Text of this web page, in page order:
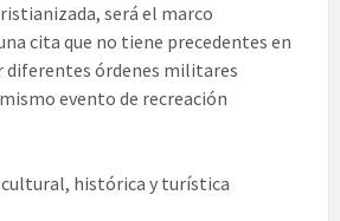
será el marco
cita que no tiene precedentes en
diferentes órdenes militares
evento de recreación
cultural, histórica y turística